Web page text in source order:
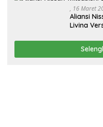
, 16 Maret
Aliansi
Livina